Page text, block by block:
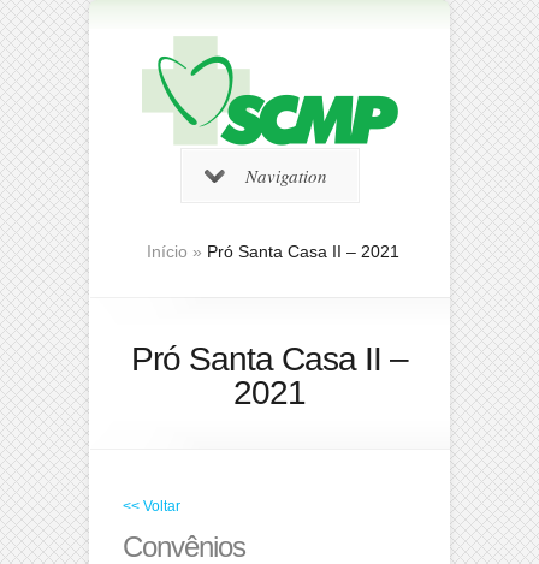
Navigation
Início » Pró Santa Casa II – 2021
Pró Santa Casa II –
2021
<< Voltar
Convênios